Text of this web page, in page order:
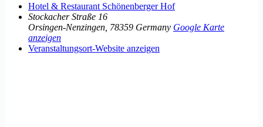
Hotel & Restaurant Schönenberger Hof
Stockacher Straße 16
Orsingen-Nenzingen 78359 Germany Google Karte
anzeigen
Veranstaltungsort-Website anzeigen